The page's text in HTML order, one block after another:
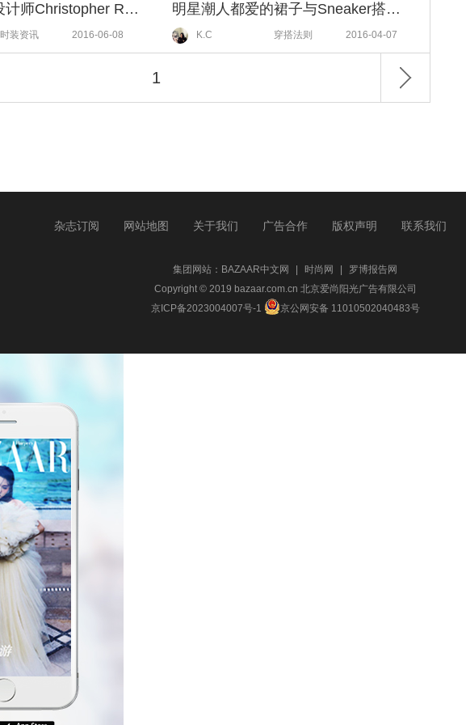
MCM携手英国设计师Christopher Raeburn 2017春夏成衣系列即将亮相伦敦时装周
时装资讯 2016-06-08
明星潮人都爱的裙子与Sneaker搭配法，不知道可就Out喽！
K.C 穿搭法则 2016-04-07
1
杂志订阅 网站地图 关于我们 广告合作 版权声明 联系我们
集团网站： BAZAAR中文网 时尚网
罗博报告网
Copyright © 2019 bazaar.com.cn 北京爱尚阳光广告有限公司
京ICP备2023004007号-1
京公网安备 11010502040483号